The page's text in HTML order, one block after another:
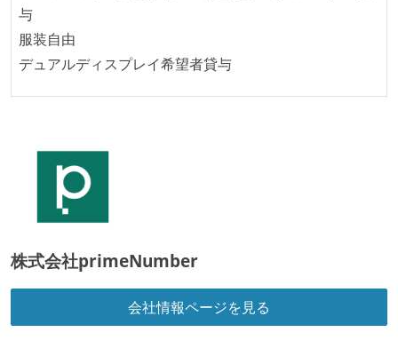
与
服装自由
デュアルディスプレイ希望者貸与
株式会社primeNumber
会社情報ページを見る